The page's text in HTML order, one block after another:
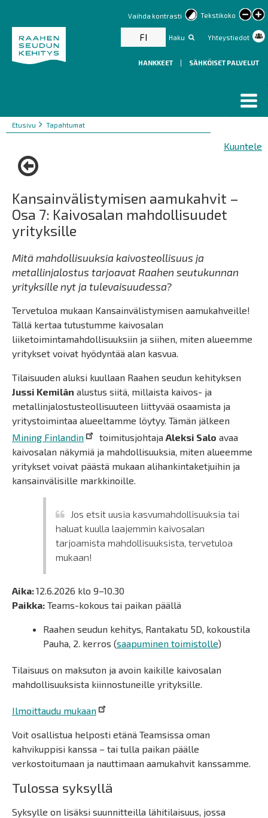
Tekstikoko
text
Vaihda kontrasti
Haku Yhteystiedot
FI
HANKKEET | SÄHKÖISET PALVELUT
Murupolku
You
Etusivu Tapahtumat
Kuuntele
Kansainvälistymisen aamukahvit –
Osa 7: Kaivosalan mahdollisuudet
yrityksille
Mitä mahdollisuuksia kaivosteollisuus ja
metallinjalostus tarjoavat Raahen seutukunnan
yrityksille nyt ja tulevaisuudessa?
Tervetuloa mukaan Kansainvälistymisen aamukahveille!
Tällä kertaa tutustumme kaivosalan
liiketoimintamahdollisuuksiin ja siihen, miten alueemme
yritykset voivat hyödyntää alan kasvua.
Tilaisuuden aluksi kuullaan Raahen seudun kehityksen
Jussi Kemilän alustus siitä, millaista kaivos- ja
metallinjalostusteollisuuteen liittyvää osaamista ja
yritystoimintaa alueeltamme löytyy. Tämän jälkeen
Mining Finlandin
toimitusjohtaja Aleksi Salo avaa
kaivosalan näkymiä ja mahdollisuuksia, miten alueemme
yritykset voivat päästä mukaan alihankintaketjuihin ja
kansainvälisille markkinoille.
Jos etsit uusia kasvumahdollisuuksia tai
haluat kuulla laajemmin kaivosalan
tarjoamista mahdollisuuksista, tervetuloa
mukaan!
Aika:12.6.2026 klo 9–10.30
Paikka: Teams-kokous tai paikan päällä
Raahen seudun kehitys, Rantakatu 5D, kokoustila
Pauha, 2. kerros (saapuminen toimistolle)
Tilaisuus on maksuton ja avoin kaikille kaivosalan
mahdollisuuksista kiinnostuneille yrityksille.
Ilmoittaudu mukaan
Voit osallistua helposti etänä Teamsissa oman
kahvikuppisi kanssa – tai tulla paikan päälle
verkostoitumaan ja nauttimaan aamukahvit kanssamme.
Tulossa syksyllä
Syksylle on lisäksi suunnitteilla lähitilaisuus, jossa